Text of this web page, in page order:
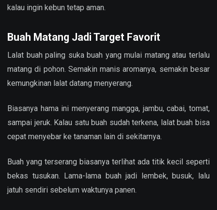
kalau ingin kebun tetap aman.
Buah Matang Jadi Target Favorit
Lalat buah paling suka buah yang mulai matang atau terlalu
matang di pohon. Semakin manis aromanya, semakin besar
kemungkinan lalat datang menyerang.
Biasanya hama ini menyerang mangga, jambu, cabai, tomat,
sampai jeruk. Kalau satu buah sudah terkena, lalat buah bisa
cepat menyebar ke tanaman lain di sekitarnya.
Buah yang terserang biasanya terlihat ada titik kecil seperti
bekas tusukan. Lama-lama buah jadi lembek, busuk, lalu
jatuh sendiri sebelum waktunya panen.